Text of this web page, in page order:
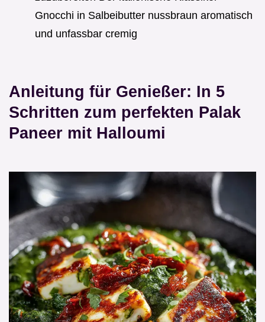
Gnocchi in Salbeibutter nussbraun aromatisch
und unfassbar cremig
Anleitung für Genießer: In 5
Schritten zum perfekten Palak
Paneer mit Halloumi